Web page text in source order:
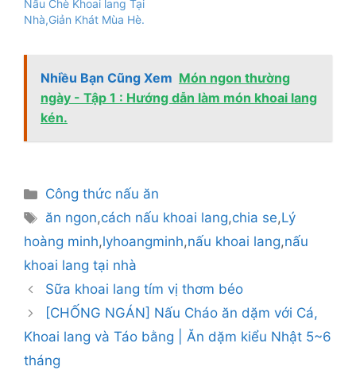
Nấu Chè Khoai lang Tại
Nhà,Giản Khát Mùa Hè.
Nhiều Bạn Cũng Xem Món ngon thường
ngày - Tập 1 : Hướng dẫn làm món khoai lang
kén.
Danh
mục
Công thức nấu ăn
Thẻ
ăn ngon,cách nấu khoai lang,chia se,Lý
hoàng minh,lyhoangminh,nấu khoai lang,nấu
khoai lang tại nhà
Sữa khoai lang tím vị thơm béo
[CHỐNG NGÁN] Nấu Cháo ăn dặm với Cá,
Khoai lang và Táo bằng | Ăn dặm kiểu Nhật 5~6
tháng